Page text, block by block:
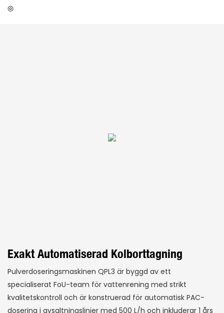
◎
Exakt Automatiserad Kolborttagning
Pulverdoseringsmaskinen QPL3 är byggd av ett
specialiserat FoU-team för vattenrening med strikt
kvalitetskontroll och är konstruerad för automatisk PAC-
dosering i avsaltningslinjer med 500 L/h och inkluderar 1 års